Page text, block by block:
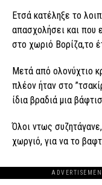
Ετσά κατέληξε το
απασχολήσει και που
στο χωριό Βορίζα,το
Μετά από ολονύχτιο
πλέον ήταν στο
ίδια βραδιά μια
Όλοι ντως
χωργιό, για να το